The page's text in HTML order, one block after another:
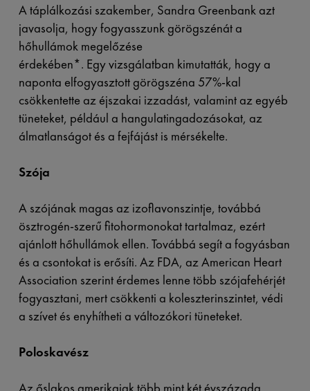
A táplálkozási szakember, Sandra Greenbank azt
javasolja, hogy fogyasszunk görögszénát a
hőhullámok megelőzése
érdekében*. Egy vizsgálatban kimutatták, hogy a
naponta elfogyasztott görögszéna 57%-kal
csökkentette az éjszakai izzadást, valamint az egyéb
tüneteket, például a hangulatingadozásokat, az
álmatlanságot és a fejfájást is mérsékelte.
Szója
A szójának magas az izoflavonszintje, továbbá
ösztrogén-szerű fitohormonokat tartalmaz, ezért
ajánlott hőhullámok ellen. Továbbá segít a fogyásban
és a csontokat is erősíti. Az FDA, az American Heart
Association szerint érdemes lenne több szójafehérjét
fogyasztani, mert csökkenti a koleszterinszintet, védi
a szívet és enyhítheti a változókori tüneteket.
Poloskavész